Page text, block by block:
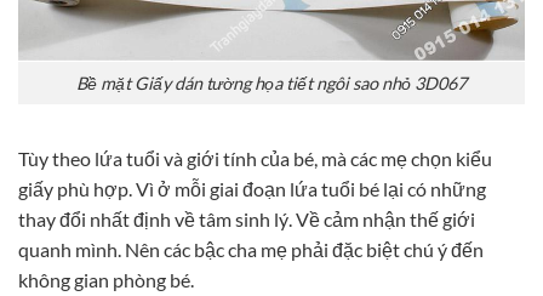
Bề mặt Giấy dán tường họa tiết ngôi sao nhỏ 3D067
Tùy theo lứa tuổi và giới tính của bé, mà các mẹ chọn kiểu
giấy phù hợp. Vì ở mỗi giai đoạn lứa tuổi bé lại có những
thay đổi nhất định về tâm sinh lý. Về cảm nhận thế giới
quanh mình. Nên các bậc cha mẹ phải đặc biệt chú ý đến
không gian phòng bé.